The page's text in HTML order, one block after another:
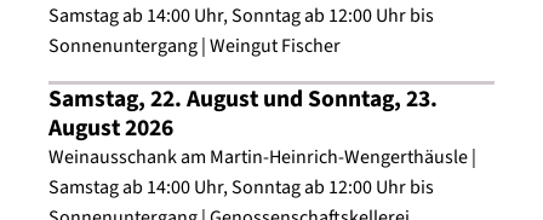
Samstag ab 14:00 Uhr, Sonntag ab 12:00 Uhr bis
Sonnenuntergang | Weingut Fischer
Samstag, 22. August und Sonntag, 23.
August 2026
Weinausschank am Martin-Heinrich-Wengerthäusle |
Samstag ab 14:00 Uhr, Sonntag ab 12:00 Uhr bis